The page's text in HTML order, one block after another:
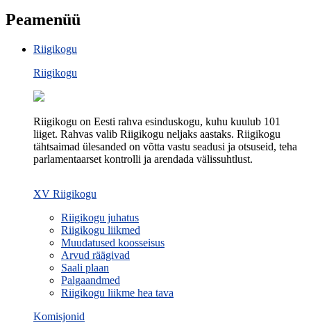
Peamenüü
Riigikogu
Riigikogu
Riigikogu on Eesti rahva esinduskogu, kuhu kuulub 101
liiget. Rahvas valib Riigikogu neljaks aastaks. Riigikogu
tähtsaimad ülesanded on võtta vastu seadusi ja otsuseid, teha
parlamentaarset kontrolli ja arendada välissuhtlust.
XV Riigikogu
Riigikogu juhatus
Riigikogu liikmed
Muudatused koosseisus
Arvud räägivad
Saali plaan
Palgaandmed
Riigikogu liikme hea tava
Komisjonid